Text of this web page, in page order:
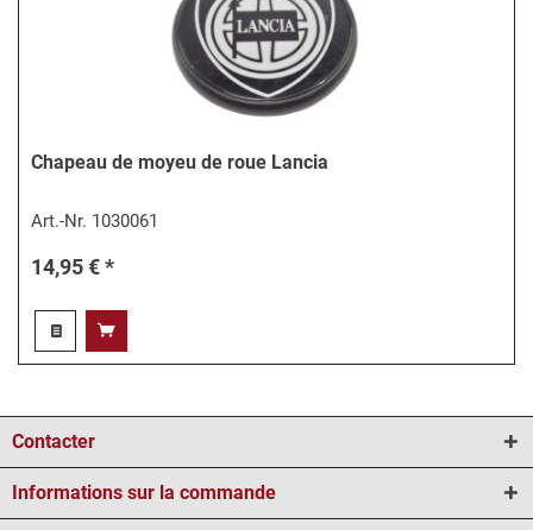
Chapeau de moyeu de roue Lancia
Art.-Nr. 1030061
14,95 € *
Contacter
Informations sur la commande